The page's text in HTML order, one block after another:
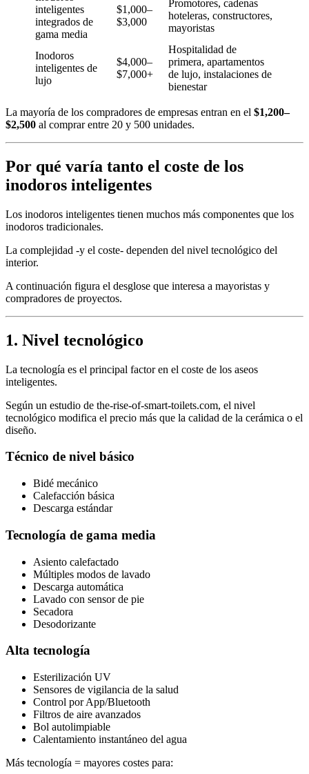
inteligentes
integrados de
gama media
$1,000–
$3,000
Promotores, cadenas
hoteleras, constructores,
mayoristas
Inodoros
inteligentes de
lujo
$4,000–
$7,000+
Hospitalidad de
primera, apartamentos
de lujo, instalaciones de
bienestar
La mayoría de los compradores de empresas entran en el $1,200–
$2,500 al comprar entre 20 y 500 unidades.
Por qué varía tanto el coste de los
inodoros inteligentes
Los inodoros inteligentes tienen muchos más componentes que los
inodoros tradicionales.
La complejidad -y el coste- dependen del nivel tecnológico del
interior.
A continuación figura el desglose que interesa a mayoristas y
compradores de proyectos.
1. Nivel tecnológico
La tecnología es el principal factor en el coste de los aseos
inteligentes.
Según un estudio de the-rise-of-smart-toilets.com, el nivel
tecnológico modifica el precio más que la calidad de la cerámica o el
diseño.
Técnico de nivel básico
Bidé mecánico
Calefacción básica
Descarga estándar
Tecnología de gama media
Asiento calefactado
Múltiples modos de lavado
Descarga automática
Lavado con sensor de pie
Secadora
Desodorizante
Alta tecnología
Esterilización UV
Sensores de vigilancia de la salud
Control por App/Bluetooth
Filtros de aire avanzados
Bol autolimpiable
Calentamiento instantáneo del agua
Más tecnología = mayores costes para: